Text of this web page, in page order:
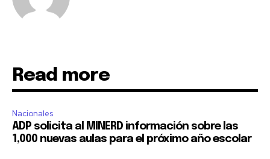
Read more
Nacionales
ADP solicita al MINERD información sobre las
1,000 nuevas aulas para el próximo año escolar